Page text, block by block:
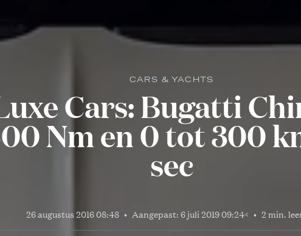
CARS & YACHTS
Cars: Bugatti
Nm en 0 tot 300
sec
26 augustus 2016 08:48 • Aangepast: 6 juli 2019 09:24< • 2 min.